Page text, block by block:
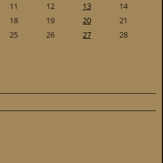
11 12 13
14
18 19 20
21
25 26 27
28